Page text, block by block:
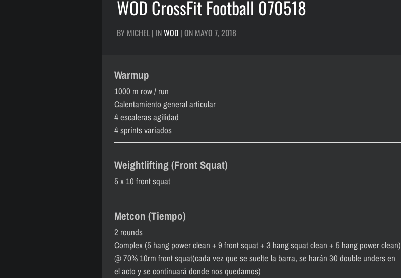
WOD CrossFit Football 070518
BY MICHEL | INWOD | ON MAYO 7, 2018
Warmup
1000 m row / run
Calentamiento general articular
4 escaleras agilidad
4 sprints variados
Weightlifting (Front Squat)
5 x 10 front squat
Metcon (Tiempo)
2 rounds
Complex (5 hang power clean + 9 front squat + 3 hang squat clean + 5 hang power clean)
@ 70% 10rm front squat(cada vez que se suelte la barra, se harán 30 double unders en
el acto y se continuará donde nos quedamos)